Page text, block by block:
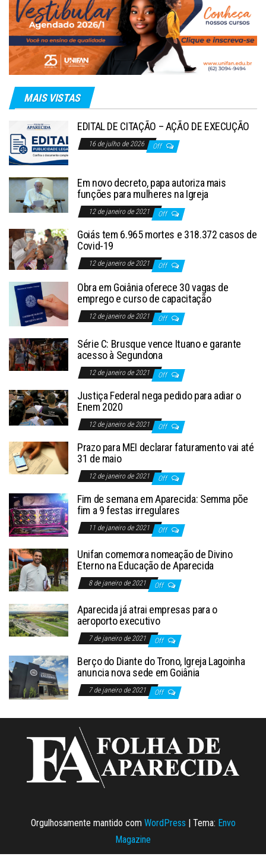
MAIS VISTAS
EDITAL DE CITAÇÃO – AÇÃO DE EXECUÇÃO
16 de julho de 2026 Off
Em novo decreto, papa autoriza mais
funções para mulheres na Igreja
12 de janeiro de 2021 Off
Goiás tem 6.965 mortes e 318.372 casos de
Covid-19
12 de janeiro de 2021 Off
Obra em Goiânia oferece 30 vagas de
emprego e curso de capacitação
12 de janeiro de 2021 Off
Série C: Brusque vence Ituano e garante
acesso à Segundona
12 de janeiro de 2021 Off
Justiça Federal nega pedido para adiar o
Enem 2020
12 de janeiro de 2021 Off
Prazo para MEI declarar faturamento vai até
31 de maio
12 de janeiro de 2021 Off
Fim de semana em Aparecida: Semma põe
fim a 9 festas irregulares
11 de janeiro de 2021 Off
Unifan comemora nomeação de Divino
Eterno na Educação de Aparecida
8 de janeiro de 2021 Off
Aparecida já atrai empresas para o
aeroporto executivo
7 de janeiro de 2021 Off
Berço do Diante do Trono, Igreja Lagoinha
anuncia nova sede em Goiânia
7 de janeiro de 2021 Off
Orgulhosamente mantido com WordPress | Tema: Envo
Magazine